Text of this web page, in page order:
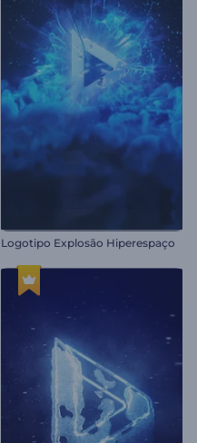
Logotipo Explosão Hiperespaço